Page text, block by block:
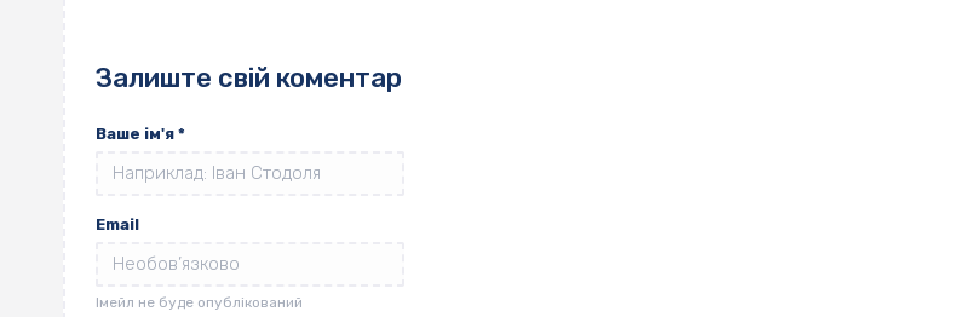
Залиште свій коментар
Ваше ім'я *
Email